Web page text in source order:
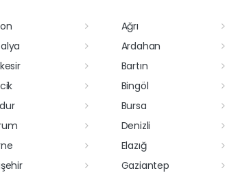
Ağrı
Ardahan
Bartın
Bingöl
Bursa
Denizli
Elazığ
Gaziantep